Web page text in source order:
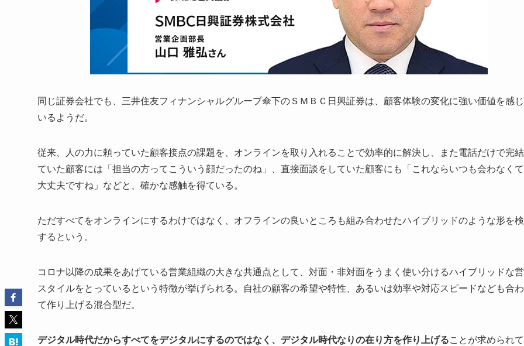
同じ証券会社でも、三井住友フィナンシャルグループ傘下のＳＭＢＣ日興証券は、顧客体験の変化に強い価値を感
いるようだ。
従来、人の力に頼っていた顧客接点の課題を、オンラインを取り入れることで効率的に解決し、また電話だけで完
ていた顧客には「担当の方ってこういう顔だったのね」、直接面談をしていた顧客にも「これならいつも会わなく
大丈夫ですね」などと、確かな感触を得ている。
ただすべてをオンラインにするわけではなく、オフラインの良いところも組み合わせたハイブリッドのような形を
するという。
コロナ以降の成果をあげている営業組織の大きな共通点として、対面・非対面をうまく使い分けるハイブリッドな
スタイルをとっているという特徴が挙げられる。自社の顧客の希望や特性、あるいは効率や対応スピードなども合
て作り上げる混合型だ。
デジタル時代だからすべてをデジタルにするのではなく、デジタル時代なりの在り方を作り上げることが求められ